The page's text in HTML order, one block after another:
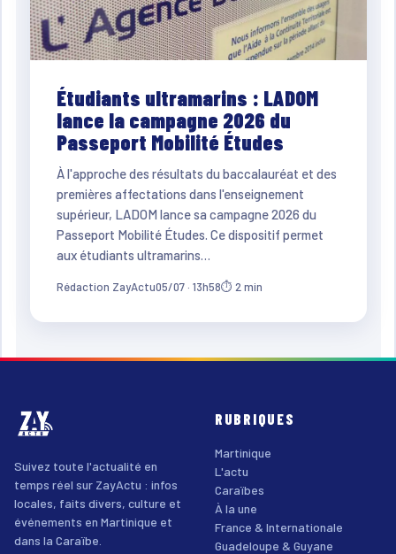
Étudiants ultramarins : LADOM
lance la campagne 2026 du
Passeport Mobilité Études
À l'approche des résultats du baccalauréat et des
premières affectations dans l'enseignement
supérieur, LADOM lance sa campagne 2026 du
Passeport Mobilité Études. Ce dispositif permet
aux étudiants ultramarins…
Rédaction ZayActu05/07 · 13h58⏱ 2 min
Suivez toute l'actualité en
temps réel sur ZayActu : infos
locales, faits divers, culture et
événements en Martinique et
dans la Caraïbe.
RUBRIQUES
Martinique
L'actu
Caraïbes
À la une
France & Internationale
Guadeloupe & Guyane